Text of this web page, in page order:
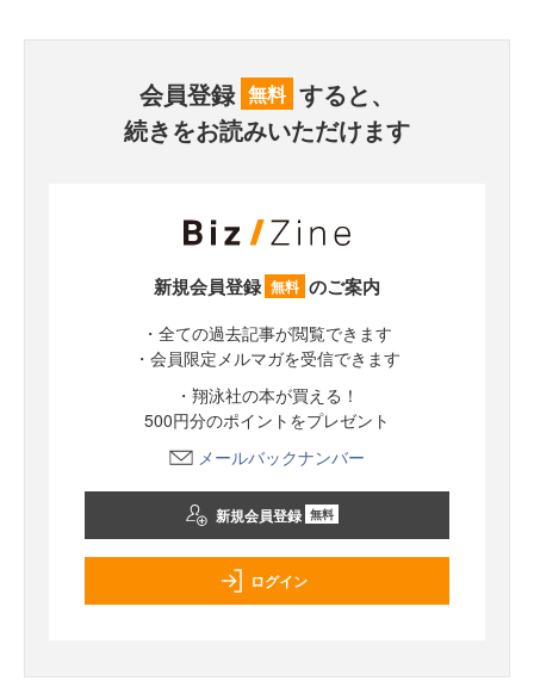
会員登録 無料 すると、
続きをお読みいただけます
新規会員登録 無料 のご案内
・全ての過去記事が閲覧できます
・会員限定メルマガを受信できます
・翔泳社の本が買える！
500円分のポイントをプレゼント
メールバックナンバー
新規会員登録 無料
ログイン